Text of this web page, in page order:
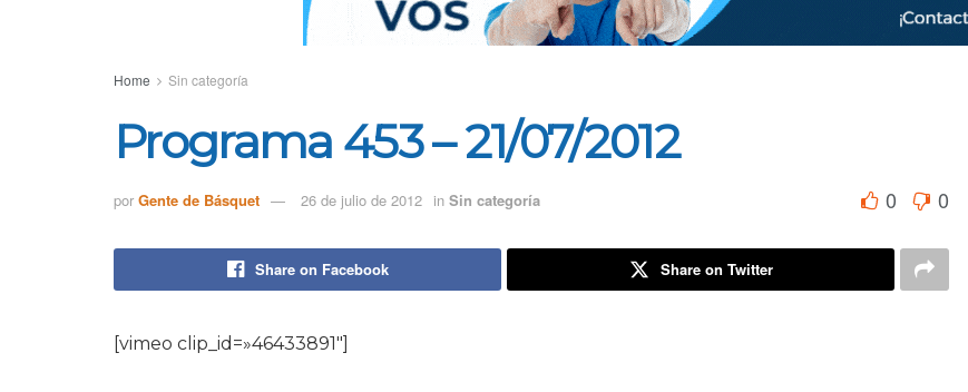
Home Sin categoría
Programa 453 – 21/07/2012
por Gente de Básquet 26 de julio de 2012 in Sin categoría 0 0
Share on Facebook Share on Twitter
[vimeo clip_id=»46433891″]